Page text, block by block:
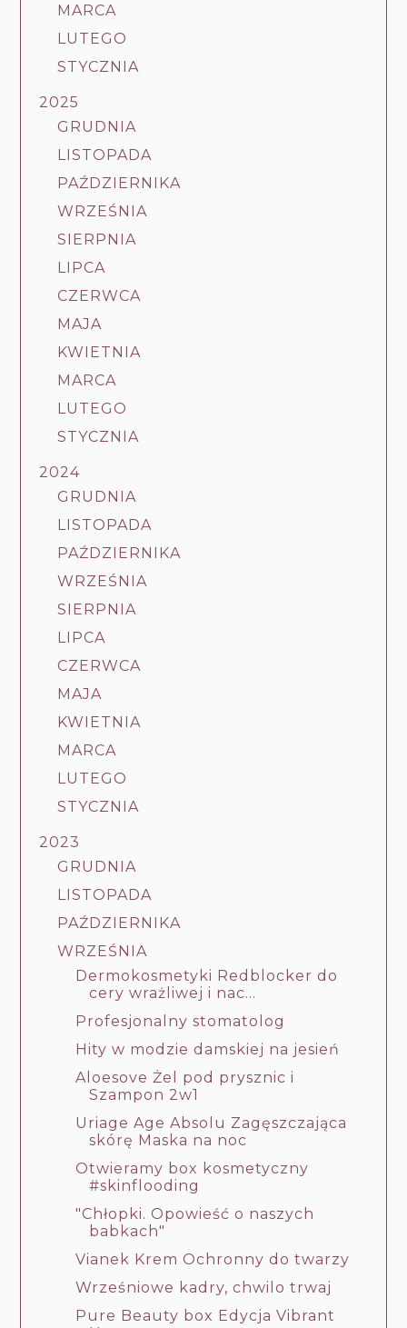
MARCA
LUTEGO
STYCZNIA
2025
GRUDNIA
LISTOPADA
PAŹDZIERNIKA
WRZEŚNIA
SIERPNIA
LIPCA
CZERWCA
MAJA
KWIETNIA
MARCA
LUTEGO
STYCZNIA
2024
GRUDNIA
LISTOPADA
PAŹDZIERNIKA
WRZEŚNIA
SIERPNIA
LIPCA
CZERWCA
MAJA
KWIETNIA
MARCA
LUTEGO
STYCZNIA
2023
GRUDNIA
LISTOPADA
PAŹDZIERNIKA
WRZEŚNIA
Dermokosmetyki Redblocker do
cery wrażliwej i nac...
Profesjonalny stomatolog
Hity w modzie damskiej na jesień
Aloesove Żel pod prysznic i
Szampon 2w1
Uriage Age Absolu Zagęszczająca
skórę Maska na noc
Otwieramy box kosmetyczny
#skinflooding
"Chłopki. Opowieść o naszych
babkach"
Vianek Krem Ochronny do twarzy
Wrześniowe kadry, chwilo trwaj
Pure Beauty box Edycja Vibrant